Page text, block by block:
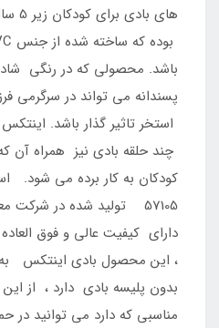
های
باشد. محصولی که در رنگی
پسندانه می تواند در سرگرمی
استخر تاثیر گذار باشد.
چند حلقه بادی نیز همراه آن
کودکان به کار برده می شود.
57105 تولید شده در
دارای کیفیت عالی و فوق
، این محصول بادی اینتکس
بدون پلیسه بادی دارد ، از
مناسبی که دارد می توانید در